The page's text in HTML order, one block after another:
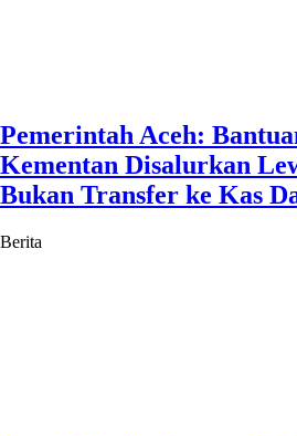
Pemerintah Aceh:
Kementan Disalurkan
Bukan Transfer ke Kas
Berita